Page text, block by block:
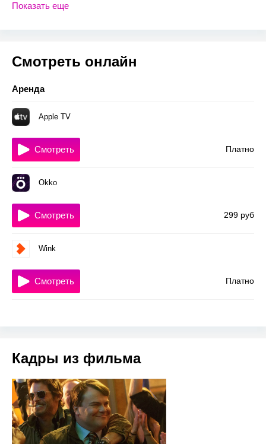
Показать еще
Смотреть онлайн
Аренда
Apple TV
Платно
Смотреть
Okko
299 руб
Смотреть
Wink
Платно
Смотреть
Кадры из фильма